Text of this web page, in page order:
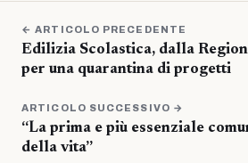
← ARTICOLO PRECEDENTE
Edilizia Scolastica, dalla
per una quarantina di progetti
ARTICOLO SUCCESSIVO →
“La prima e più essenziale
della vita”